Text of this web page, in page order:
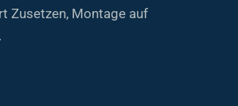
Zusetzen, Montage auf